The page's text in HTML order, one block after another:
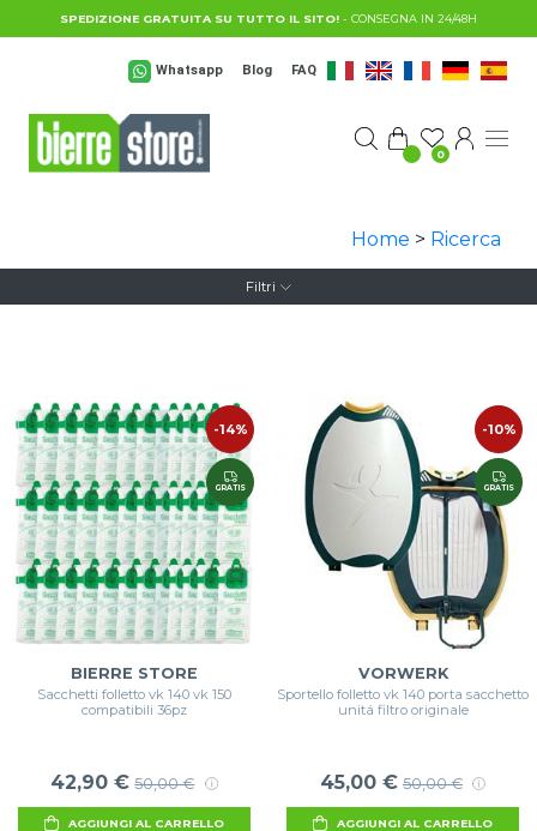
Salta al contenuto principale
SPEDIZIONE GRATUITA SU TUTTO IL SITO! - CONSEGNA IN 24/48H
Whatsapp Blog FAQ
0
Home > Ricerca
Filtri
-14%
GRATIS
BIERRE STORE
Sacchetti folletto vk 140 vk 150
compatibili 36pz
42,90 € 50,00 €
AGGIUNGI AL CARRELLO
-10%
GRATIS
VORWERK
Sportello folletto vk 140 porta sacchetto
unitá filtro originale
45,00 € 50,00 €
AGGIUNGI AL CARRELLO